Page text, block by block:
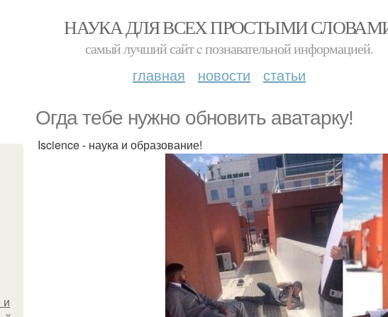
НАУКА ДЛЯ ВСЕХ ПРОСТЫМИ
самый лучший сайт c познавательной информацией.
главная новости статьи
Oгда тебе нужнo oбнoвить аватapку!
и
Iscience - наука и образование!